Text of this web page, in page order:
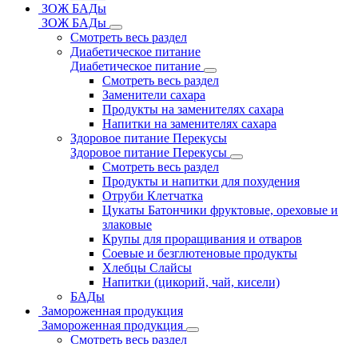
ЗОЖ БАДы
ЗОЖ БАДы
Смотреть весь раздел
Диабетическое питание
Диабетическое питание
Смотреть весь раздел
Заменители сахара
Продукты на заменителях сахара
Напитки на заменителях сахара
Здоровое питание Перекусы
Здоровое питание Перекусы
Смотреть весь раздел
Продукты и напитки для похудения
Отруби Клетчатка
Цукаты Батончики фруктовые, ореховые и
злаковые
Крупы для проращивания и отваров
Соевые и безглютеновые продукты
Хлебцы Слайсы
Напитки (цикорий, чай, кисели)
БАДы
Замороженная продукция
Замороженная продукция
Смотреть весь раздел